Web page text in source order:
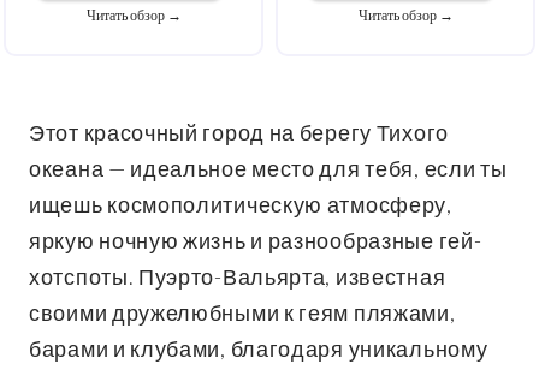
Читать обзор → Читать обзор →
Этот красочный город на берегу Тихого
океана — идеальное место для тебя, если ты
ищешь космополитическую атмосферу,
яркую ночную жизнь и разнообразные гей-
хотспоты. Пуэрто-Вальярта, известная
своими дружелюбными к геям пляжами,
барами и клубами, благодаря уникальному